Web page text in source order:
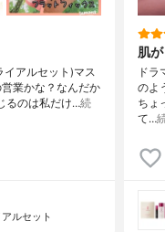
イアルセット)マス
業かな？なんだか
るのは私だけ…続
ルセット
肌
ドラ
のよ
ちょ
て…